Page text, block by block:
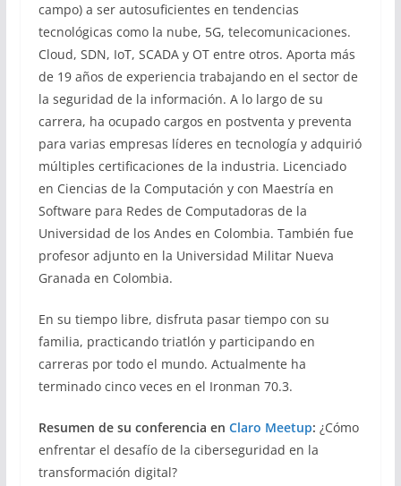
campo) a ser autosuficientes en tendencias
tecnológicas como la nube, 5G, telecomunicaciones.
Cloud, SDN, IoT, SCADA y OT entre otros. Aporta más
de 19 años de experiencia trabajando en el sector de
la seguridad de la información. A lo largo de su
carrera, ha ocupado cargos en postventa y preventa
para varias empresas líderes en tecnología y adquirió
múltiples certificaciones de la industria. Licenciado
en Ciencias de la Computación y con Maestría en
Software para Redes de Computadoras de la
Universidad de los Andes en Colombia. También fue
profesor adjunto en la Universidad Militar Nueva
Granada en Colombia.
En su tiempo libre, disfruta pasar tiempo con su
familia, practicando triatlón y participando en
carreras por todo el mundo. Actualmente ha
terminado cinco veces en el Ironman 70.3.
Resumen de su conferencia en Claro Meetup: ¿Cómo
enfrentar el desafío de la ciberseguridad en la
transformación digital?